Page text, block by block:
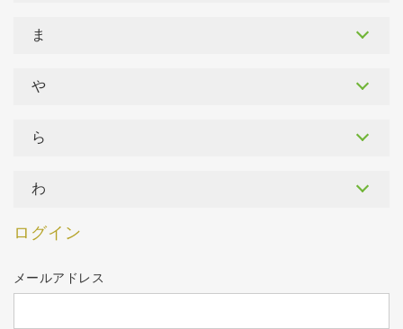
ま
や
ら
わ
ログイン
メールアドレス